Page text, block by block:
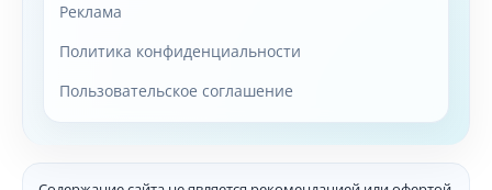
Реклама
Политика конфиденциальности
Пользовательское соглашение